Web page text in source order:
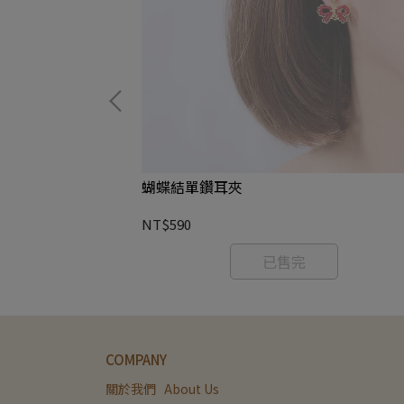
蝴蝶結單鑽耳夾
NT$590
已售完
COMPANY
關於我們   About Us